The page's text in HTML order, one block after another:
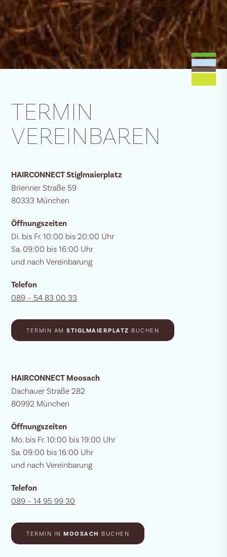
TERMIN
VEREINBAREN
HAIRCONNECT Stiglmaierplatz
Brienner Straße 59
80333 München
Öffnungszeiten
Di. bis Fr. 10:00 bis 20:00 Uhr
Sa. 09:00 bis 16:00 Uhr
und nach Vereinbarung
Telefon
089 – 54 83 00 33
TERMIN AMSTIGLMAIERPLATZ BUCHEN
HAIRCONNECT Moosach
Dachauer Straße 282
80992 München
Öffnungszeiten
Mo. bis Fr. 10:00 bis 19:00 Uhr
Sa. 09:00 bis 16:00 Uhr
und nach Vereinbarung
Telefon
089 – 14 95 99 30
TERMIN INMOOSACH BUCHEN